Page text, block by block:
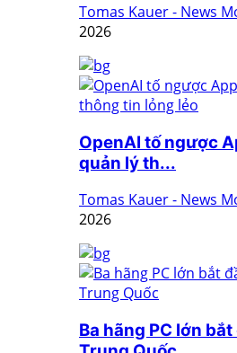
Tomas Kauer - News
2026
OpenAI tố ngược
quản lý th...
Tomas Kauer - News
2026
Ba hãng PC lớn